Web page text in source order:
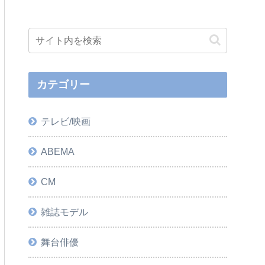
カテゴリー
テレビ/映画
ABEMA
CM
雑誌モデル
舞台俳優